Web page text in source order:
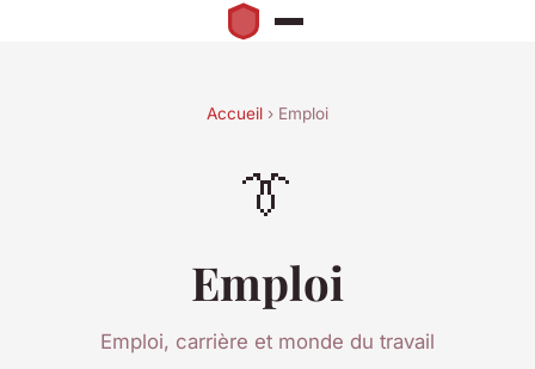
Accueil › Emploi
👔
Emploi
Emploi, carrière et monde du travail